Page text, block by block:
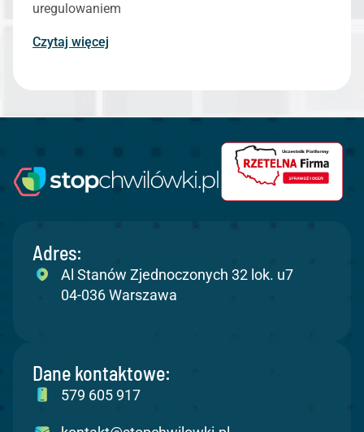
uregulowaniem
Czytaj więcej
Adres:
Al Stanów Zjednoczonych 32 lok. u7
04-036 Warszawa
Dane kontaktowe:
579 605 917